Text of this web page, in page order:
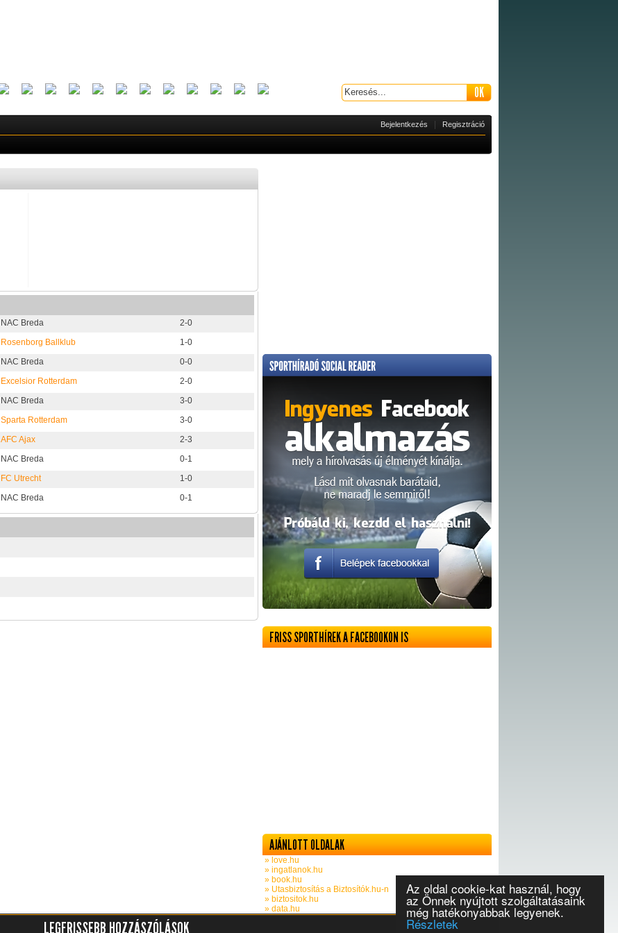
Az oldal cookie-kat használ, hogy
az Önnek nyújtott szolgáltatásaink
még hatékonyabbak legyenek.
Részletek
Bejelentkezés Regisztráció
NAC Breda
2-0
Rosenborg Ballklub
1-0
NAC Breda
0-0
Excelsior Rotterdam
2-0
NAC Breda
3-0
Sparta Rotterdam
3-0
AFC Ajax
2-3
NAC Breda
0-1
FC Utrecht
1-0
NAC Breda 0-1
FRISS SPORTHÍREK A FACEBOOKON IS
AJÁNLOTT OLDALAK
» love.hu
» ingatlanok.hu
» book.hu
» Utasbiztosítás a Biztosítók.hu-n
» biztositok.hu
» data.hu
LEGFRISSEBB HOZZÁSZÓLÁSOK